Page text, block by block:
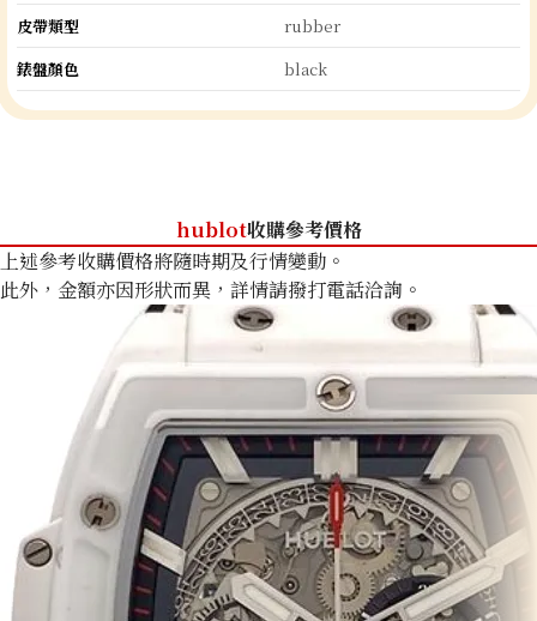
皮帶類型
rubber
錶盤顏色
black
hublot收購參考價格
上述參考收購價格將隨時期及行情變動。
此外，金額亦因形狀而異，詳情請撥打電話洽詢。